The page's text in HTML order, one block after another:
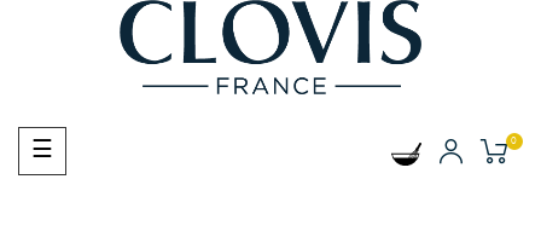
Basculer
la
☰ 0